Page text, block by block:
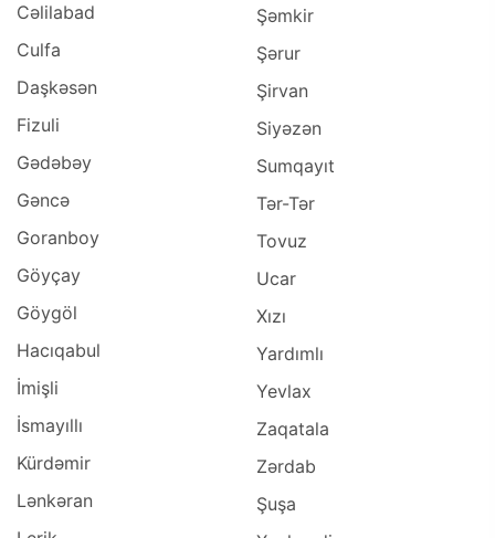
Cəlilabad
Culfa
Daşkəsən
Fizuli
Gədəbəy
Gəncə
Goranboy
Göyçay
Göygöl
Hacıqabul
İmişli
İsmayıllı
Kürdəmir
Lənkəran
Şəmkir
Şərur
Şirvan
Siyəzən
Sumqayıt
Tər-Tər
Tovuz
Ucar
Xızı
Yardımlı
Yevlax
Zaqatala
Zərdab
Şuşa